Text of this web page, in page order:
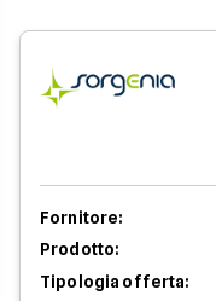
Fornitore:
Prodotto:
Tipologia offerta: